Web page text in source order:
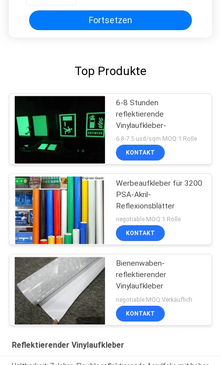
Fortsetzen
Top Produkte
6-8 Stunden
reflektierende
Vinylaufkleber-
6.8-7.5 usd/sqm MOQ:1 Rolle
KONTAKT
Werbeaufkleber für 3200
PSA-Akril-
Reflexionsblätter
negotiable MOQ:1 Rolle
KONTAKT
Bienenwaben-
reflektierender
Vinylaufkleber
negotiable MOQ:Verkäuflich
KONTAKT
Reflektierender Vinylaufkleber